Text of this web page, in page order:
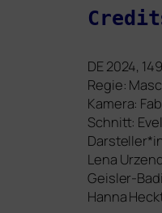
DE2024,
Regie:
Kamera:
Schnitt:
Lena
Geisler-
Hanna